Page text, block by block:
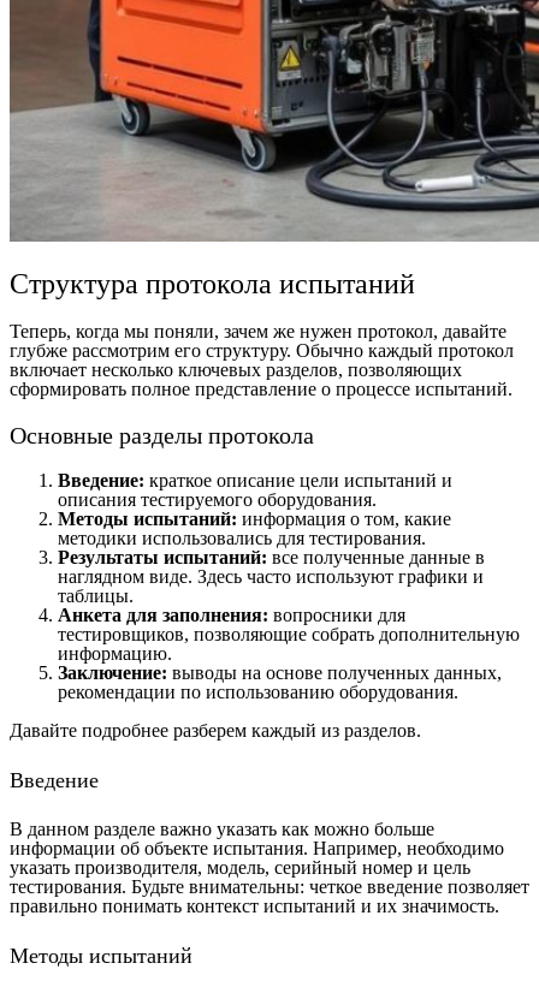
Структура протокола испытаний
Теперь, когда мы поняли, зачем же нужен протокол, давайте
глубже рассмотрим его структуру. Обычно каждый протокол
включает несколько ключевых разделов, позволяющих
сформировать полное представление о процессе испытаний.
Основные разделы протокола
Введение: краткое описание цели испытаний и
описания тестируемого оборудования.
Методы испытаний: информация о том, какие
методики использовались для тестирования.
Результаты испытаний: все полученные данные в
наглядном виде. Здесь часто используют графики и
таблицы.
Анкета для заполнения: вопросники для
тестировщиков, позволяющие собрать дополнительную
информацию.
Заключение: выводы на основе полученных данных,
рекомендации по использованию оборудования.
Давайте подробнее разберем каждый из разделов.
Введение
В данном разделе важно указать как можно больше
информации об объекте испытания. Например, необходимо
указать производителя, модель, серийный номер и цель
тестирования. Будьте внимательны: четкое введение позволяет
правильно понимать контекст испытаний и их значимость.
Методы испытаний